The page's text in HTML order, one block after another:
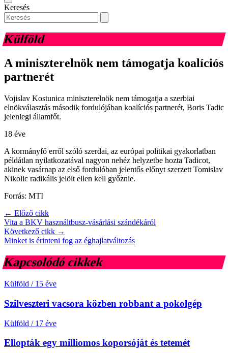
Keresés
Külföld
A miniszterelnök nem támogatja koalíciós
partnerét
Vojislav Kostunica miniszterelnök nem támogatja a szerbiai
elnökválasztás második fordulójában koalíciós partnerét, Boris Tadic
jelenlegi államfőt.
18 éve
A kormányfő erről szóló szerdai, az európai politikai gyakorlatban
példátlan nyilatkozatával nagyon nehéz helyzetbe hozta Tadicot,
akinek vasárnap az első fordulóban jelentős előnyt szerzett Tomislav
Nikolic radikális jelölt ellen kell győznie.
Forrás: MTI
← Előző cikk
Vita a BKV használtbusz-vásárlási szándékáról
Következő cikk →
Minket is érinteni fog az éghajlatváltozás
Kapcsolódó cikkek
Külföld / 15 éve
Szilveszteri vacsora közben robbant a pokolgép
Külföld / 17 éve
Ellopták egy milliomos koporsóját és tetemét